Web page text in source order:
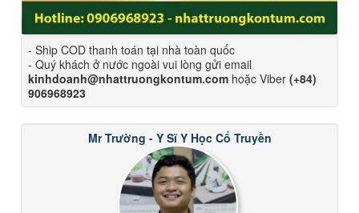
- Ship COD thanh toán tại nhà toàn quốc
- Quý khách ở nước ngoài vui lòng gửi email
kinhdoanh@nhattruongkontum.com hoặc Viber (+84)
906968923
Mr Trường - Y Sĩ Y Học Cổ Truyền